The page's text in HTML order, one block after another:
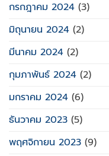
กรกฎาคม 2024 (3)
มิถุนายน 2024 (2)
มีนาคม 2024 (2)
กุมภาพันธ์ 2024 (2)
มกราคม 2024 (6)
ธันวาคม 2023 (5)
พฤศจิกายน 2023 (9)